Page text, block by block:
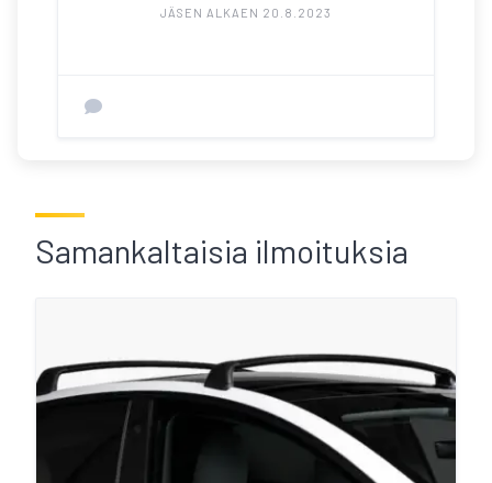
JÄSEN ALKAEN 20.8.2023
Samankaltaisia ilmoituksia